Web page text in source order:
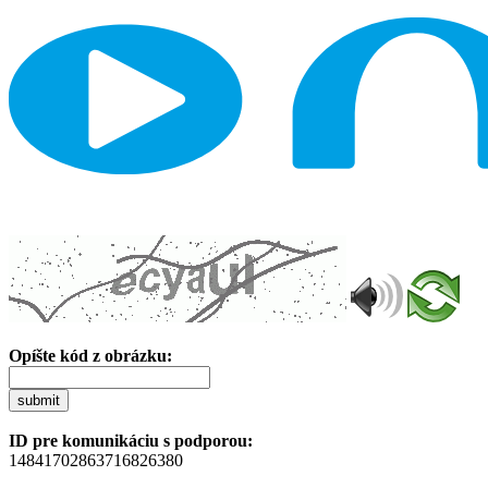
Opíšte kód z obrázku:
submit
ID pre komunikáciu s podporou:
14841702863716826380